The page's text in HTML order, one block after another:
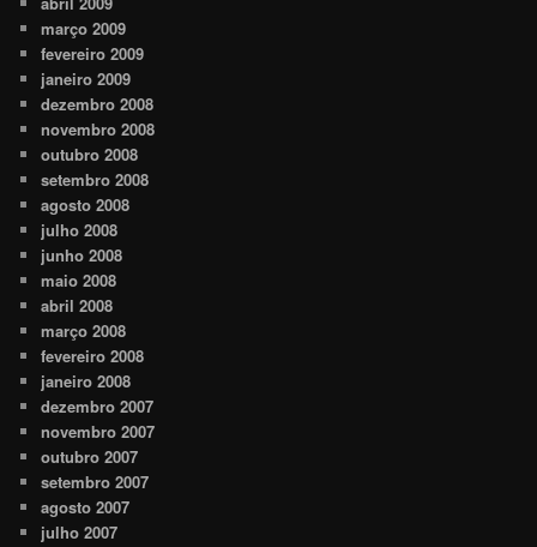
março 2009
fevereiro 2009
janeiro 2009
dezembro 2008
novembro 2008
outubro 2008
setembro 2008
agosto 2008
julho 2008
junho 2008
maio 2008
abril 2008
março 2008
fevereiro 2008
janeiro 2008
dezembro 2007
novembro 2007
outubro 2007
setembro 2007
agosto 2007
julho 2007